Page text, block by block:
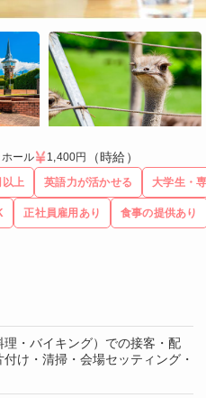
ール 1,400円 （時給）
以上 英語力が活かせる 大学生・
正社員雇用あり 食事の提供あり
・バイキング）での接客・配
け・清掃・会場セッティング・